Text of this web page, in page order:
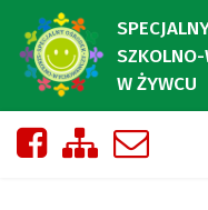
SZKOLNO-
W ŻYWCU
Nasza strona na
Zobacz